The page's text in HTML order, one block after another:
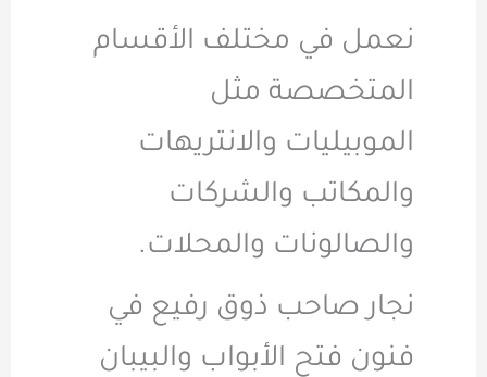
نعمل في مختلف الأقسام
المتخصصة مثل
الموبيليات والانتريهات
والمكاتب والشركات
والصالونات والمحلات.
نجار صاحب ذوق رفيع في
فنون فتح الأبواب والبيبان